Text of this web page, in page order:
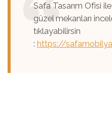
Safa Tasarım Ofisi
güzel mekanları
tıklayabilirsin
: https://